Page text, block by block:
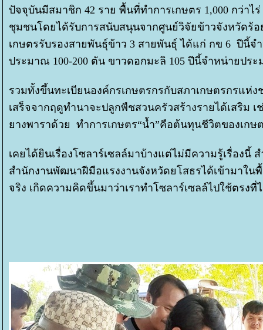
ปัจจุบันมีสมาชิก 42 ราย พื้นที่ทำการเกษตร 1,000 กว่า
ชุมชนโดยได้รับการสนับสนุนจากศูนย์วิจัยข้าวจังหวัดร้
เกษตรรับรองสายพันธุ์ข้าว 3 สายพันธุ์ ได้แก่ กข 6 ปี
ประมาณ 100-200 ตัน ขาวดอกมะลิ 105 ปีนี้จำหน่ายปร
รวมทั้งขึ้นทะเบียนองค์กรเกษตรกรกับสภาเกษตรกรแห่
เสร็จจากฤดูทำนาจะปลูกพืชสวนครัวสร้างรายได้เสริม
างพาราด้วย ทำการเกษตร“น้ำ”คือต้นทุนชีวิตของเก
เคยได้ยินเรื่องโซลาร์เซลล์มาบ้างแต่ไม่มีความรู้เรื่องนี้
สำนักงานพัฒนาฝีมือแรงงานจังหวัดยโสธรได้เข้ามาใน
จริง เกิดความคิดขึ้นมาว่าเราทำโซลาร์เซลล์ไปใช้ตรง